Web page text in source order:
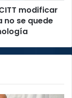
modificar
no se quede